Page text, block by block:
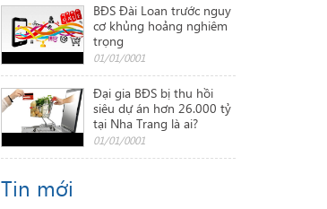
BĐS Đài Loan trước nguy
cơ khủng hoảng nghiêm
trọng
01/01/0001
Đại gia BĐS bị thu hồi
siêu dự án hơn 26.000 tỷ
tại Nha Trang là ai?
01/01/0001
Tin mới